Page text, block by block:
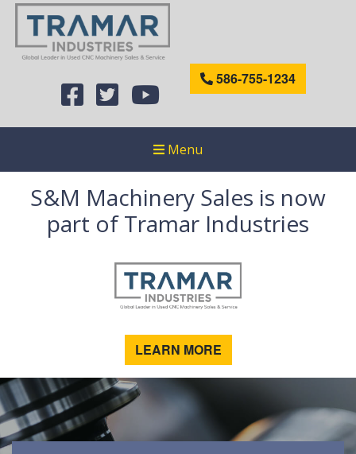
586-755-1234
Menu
S&M Machinery Sales is now
part of Tramar Industries
LEARN MORE